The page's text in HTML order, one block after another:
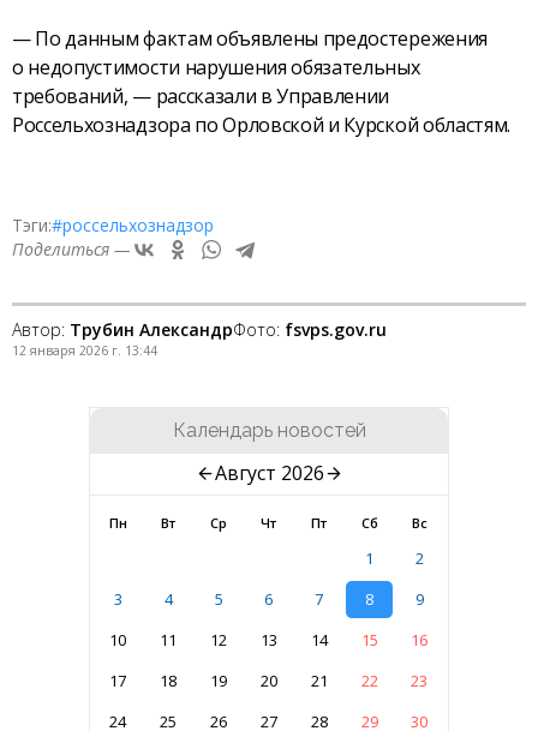
— По данным фактам объявлены предостережения
о недопустимости нарушения обязательных
требований, — рассказали в Управлении
Россельхознадзора по Орловской и Курской областям.
Тэги:#россельхознадзор
Поделиться —
Автор: Трубин АлександрФото: fsvps.gov.ru
12 января 2026 г. 13:44
Календарь новостей
Август 2026
Пн Вт Ср Чт Пт Сб Вс
1
2
3
4 5 6 7 8
9
10
11 12 13 14 15
16
17
18 19 20 21 22
23
24
25 26 27 28 29 30